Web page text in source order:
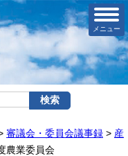
メニュー
審議会・委員会議事録 > 産
農業委員会